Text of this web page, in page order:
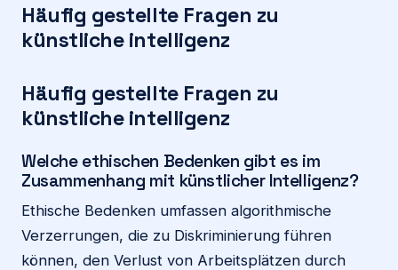
Häufig gestellte Fragen zu
künstliche intelligenz
Häufig gestellte Fragen zu
künstliche intelligenz
Welche ethischen Bedenken gibt es im
Zusammenhang mit künstlicher Intelligenz?
Ethische Bedenken umfassen algorithmische
Verzerrungen, die zu Diskriminierung führen
können, den Verlust von Arbeitsplätzen durch